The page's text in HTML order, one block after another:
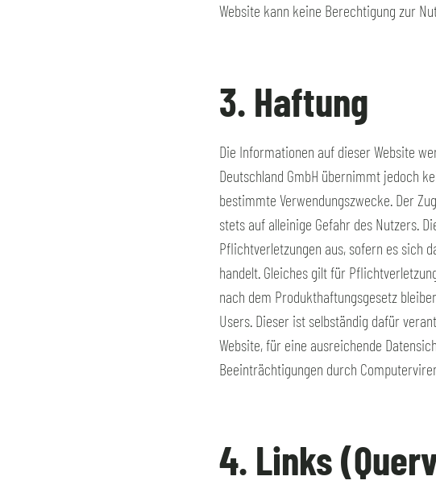
Website kann keine Berechtigung zur
3. Haftung
Die Informationen auf dieser Website
Deutschland GmbH übernimmt jedoch
bestimmte Verwendungszwecke. Der
stets auf alleinige Gefahr des Nutzers.
Pflichtverletzungen aus, sofern es sich
handelt. Gleiches gilt für
nach dem Produkthaftungsgesetz
Users. Dieser ist selbständig dafür
Website, für eine ausreichende
Beeinträchtigungen durch
4. Links